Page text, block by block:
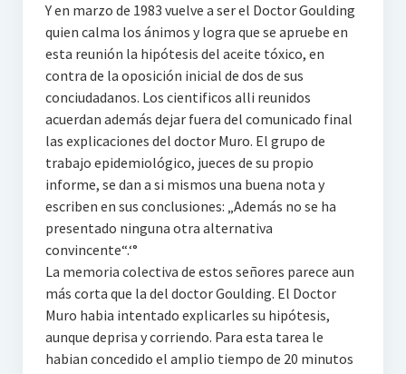
Y en marzo de 1983 vuelve a ser el Doctor Goulding
quien calma los ánimos y logra que se apruebe en
esta reunión la hipótesis del aceite tóxico, en
contra de la oposición inicial de dos de sus
conciudadanos. Los cientificos alli reunidos
acuerdan además dejar fuera del comunicado final
las explicaciones del doctor Muro. El grupo de
trabajo epidemiológico, jueces de su propio
informe, se dan a si mismos una buena nota y
escriben en sus conclusiones: „Además no se ha
presentado ninguna otra alternativa
convincente“.‘°
La memoria colectiva de estos señores parece aun
más corta que la del doctor Goulding. El Doctor
Muro habia intentado explicarles su hipótesis,
aunque deprisa y corriendo. Para esta tarea le
habian concedido el amplio tiempo de 20 minutos